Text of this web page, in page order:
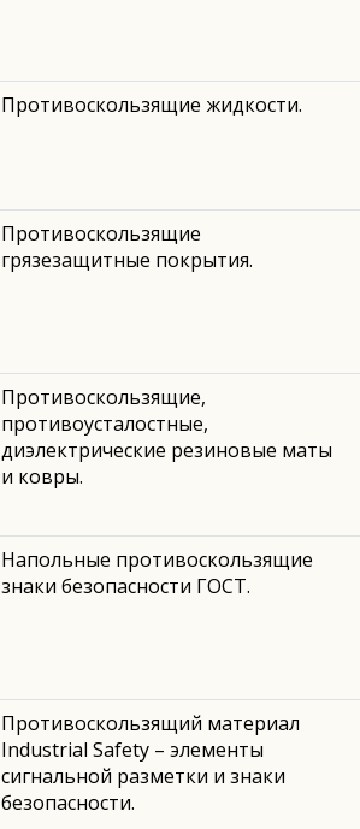
Противоскользящие жидкости.
Противоскользящие
грязезащитные покрытия.
Противоскользящие,
противоусталостные,
диэлектрические резиновые маты
и ковры.
Напольные противоскользящие
знаки безопасности ГОСТ.
Противоскользящий материал
Industrial Safety – элементы
сигнальной разметки и знаки
безопасности.